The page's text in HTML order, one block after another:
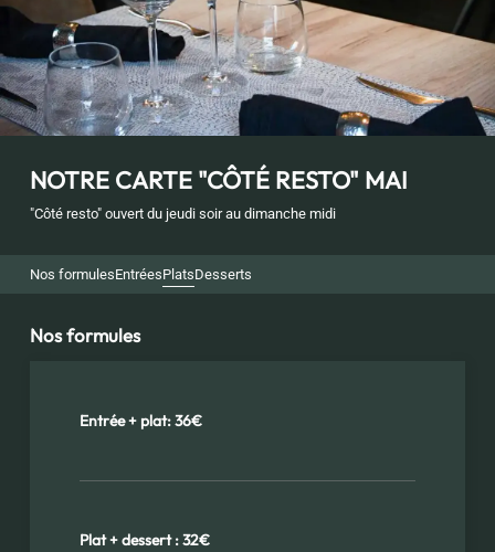
NOTRE CARTE "CÔTÉ RESTO" MAI
"Côté resto" ouvert du jeudi soir au dimanche midi
Nos formulesEntréesPlatsDesserts
Nos formules
Entrée + plat: 36€
Plat + dessert : 32€